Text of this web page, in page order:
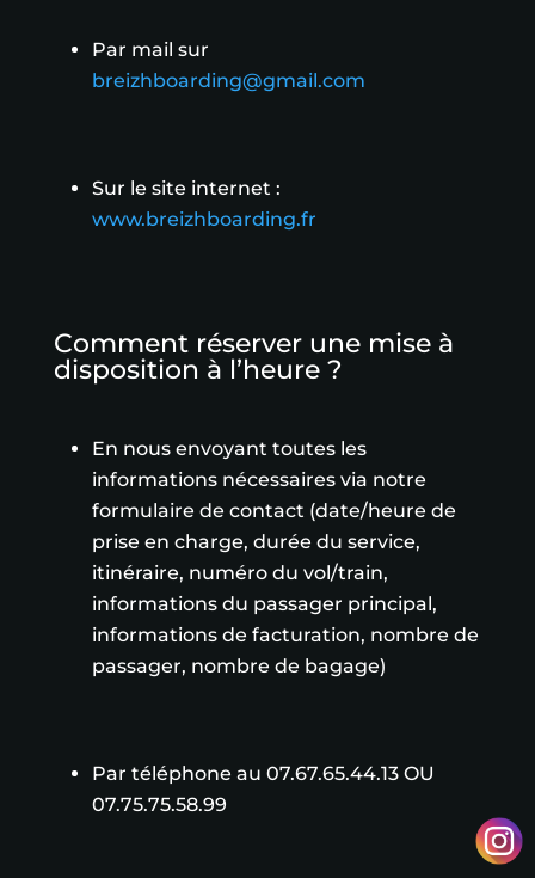
Par mail sur
breizhboarding@gmail.com
Sur le site internet :
www.breizhboarding.fr
Comment réserver une mise à
disposition à l’heure ?
En nous envoyant toutes les
informations nécessaires via notre
formulaire de contact (date/heure de
prise en charge, durée du service,
itinéraire, numéro du vol/train,
informations du passager principal,
informations de facturation, nombre de
passager, nombre de bagage)
Par téléphone au 07.67.65.44.13 OU
07.75.75.58.99